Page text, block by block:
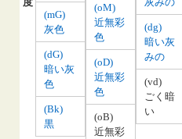
(mG)
灰色
(dG)
暗い灰
色
(Bk)
黒
(oM)
近無彩
色
(oD)
近無彩
色
(oB)
近無彩
(dg)
暗い灰
みの
(vd)
ごく暗
い